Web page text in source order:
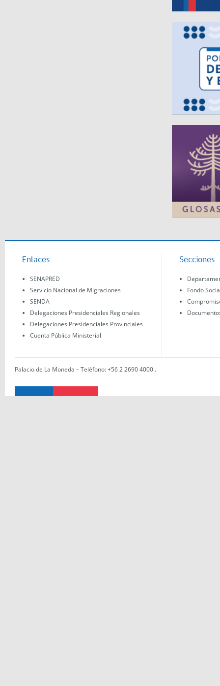
Enlaces
SENAPRED
Servicio Nacional de Migraciones
SENDA
Delegaciones Presidenciales Regionales
Delegaciones Presidenciales Provinciales
Cuenta Pública Ministerial
Secciones
Fondo
Palacio de La Moneda – Teléfono: +56 2 2690 4000 .